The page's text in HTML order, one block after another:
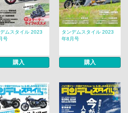
ムスタイル 2023
号
購入
タンデムスタイル 2023
年8月号
購入